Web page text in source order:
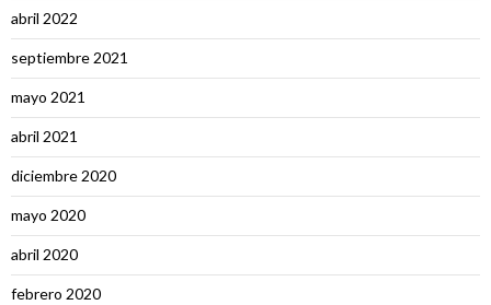
abril 2022
septiembre 2021
mayo 2021
abril 2021
diciembre 2020
mayo 2020
abril 2020
febrero 2020